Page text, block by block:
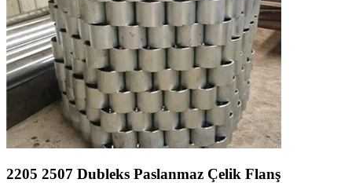
2205 2507 Dubleks Paslanmaz Çelik Flanş